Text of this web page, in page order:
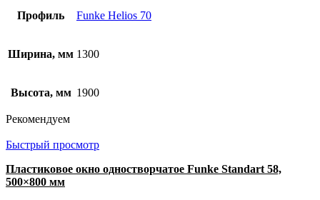
Профиль Funke Helios 70
Ширина, мм 1300
Высота, мм 1900
Рекомендуем
Быстрый просмотр
Пластиковое окно одностворчатое Funke Standart 58,
500×800 мм